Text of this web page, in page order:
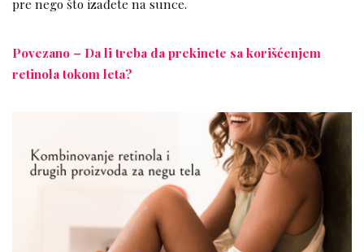
pre nego što izađete na sunce.
Povezano – Da li treba da prekinete sa korišćenjem
retinola tokom leta?